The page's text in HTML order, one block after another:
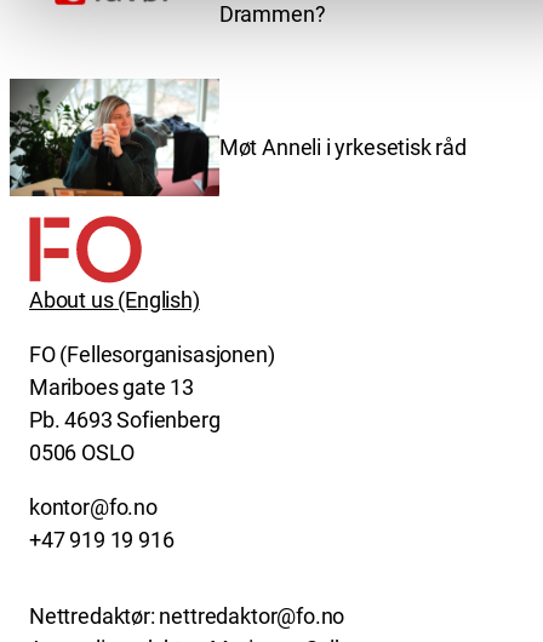
Drammen?
Møt Anneli i yrkesetisk råd
About us (English)
FO (Fellesorganisasjonen)
Mariboes gate 13
Pb. 4693 Sofienberg
0506 OSLO
kontor@fo.no
+47 919 19 916
Nettredaktør: nettredaktor@fo.no